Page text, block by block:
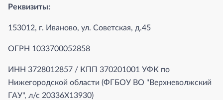
Реквизиты:
153012, г. Иваново, ул. Советская, д.45
ОГРН 1033700052858
ИНН 3728012857 / КПП 370201001 УФК по
Нижегородской области (ФГБОУ ВО "Верхневолжский
ГАУ", л/с 20336Х13930)